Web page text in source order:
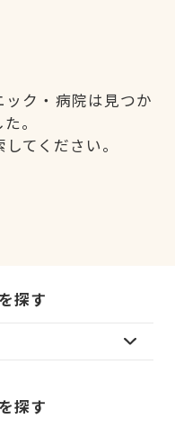
ク・病院は見つか
。
てください。
探す
探す